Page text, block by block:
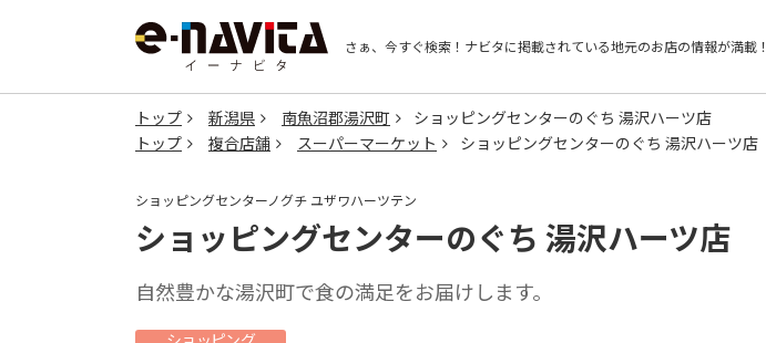
さぁ、今すぐ検索！ ナビタに掲載されている地元のお店の情報が満載！
トップ 新潟県 南魚沼郡湯沢町
ショッピングセンターのぐち 湯沢ハーツ店
トップ
複合店舗 スーパーマーケット ショッピングセンターのぐち 湯沢ハーツ店
ショッピングセンターノグチ ユザワハーツテン
ショッピングセンターのぐち 湯沢ハーツ店
自然豊かな湯沢町で食の満足をお届けします。